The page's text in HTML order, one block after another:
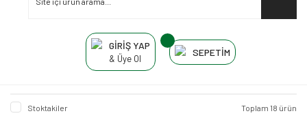
GİRİŞ YAP
& Üye Ol
SEPETİM
Stoktakiler Toplam 18 ürün